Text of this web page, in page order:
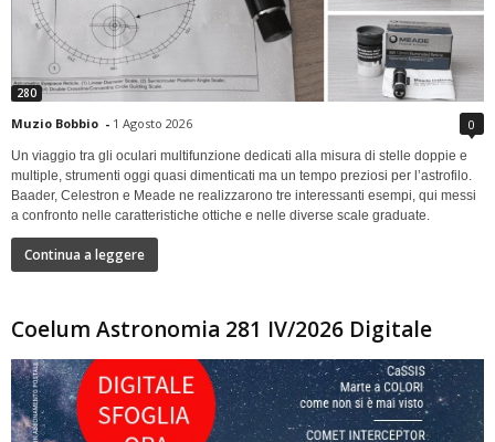
280
Muzio Bobbio - 1 Agosto 2026 0
Un viaggio tra gli oculari multifunzione dedicati alla misura di stelle doppie e
multiple, strumenti oggi quasi dimenticati ma un tempo preziosi per l’astrofilo.
Baader, Celestron e Meade ne realizzarono tre interessanti esempi, qui messi
a confronto nelle caratteristiche ottiche e nelle diverse scale graduate.
Continua a leggere
Coelum Astronomia 281 IV/2026 Digitale